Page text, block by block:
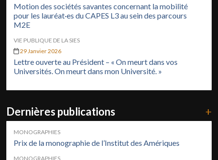
Motion des sociétés savantes concernant la mobilité
pour les lauréat·es du CAPES L3 au sein des parcours
M2E
VIE PUBLIQUE DE LA SIES
29 Janvier 2026
Lettre ouverte au Président – « On meurt dans vos
Universités. On meurt dans mon Université. »
Dernières publications +
MONOGRAPHIES
Prix de la monographie de l’Institut des Amériques
MONOGRAPHIES